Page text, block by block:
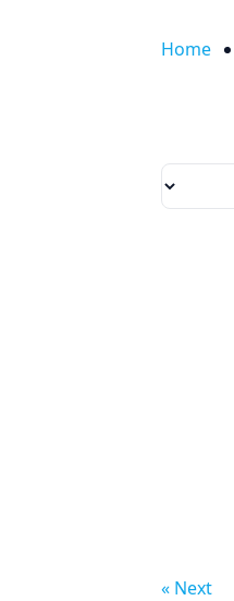
Home
Next »